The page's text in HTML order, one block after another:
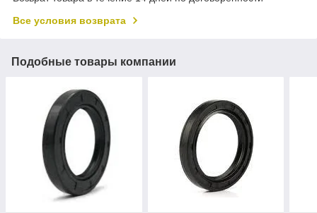
Все условия возврата
Подобные товары компании